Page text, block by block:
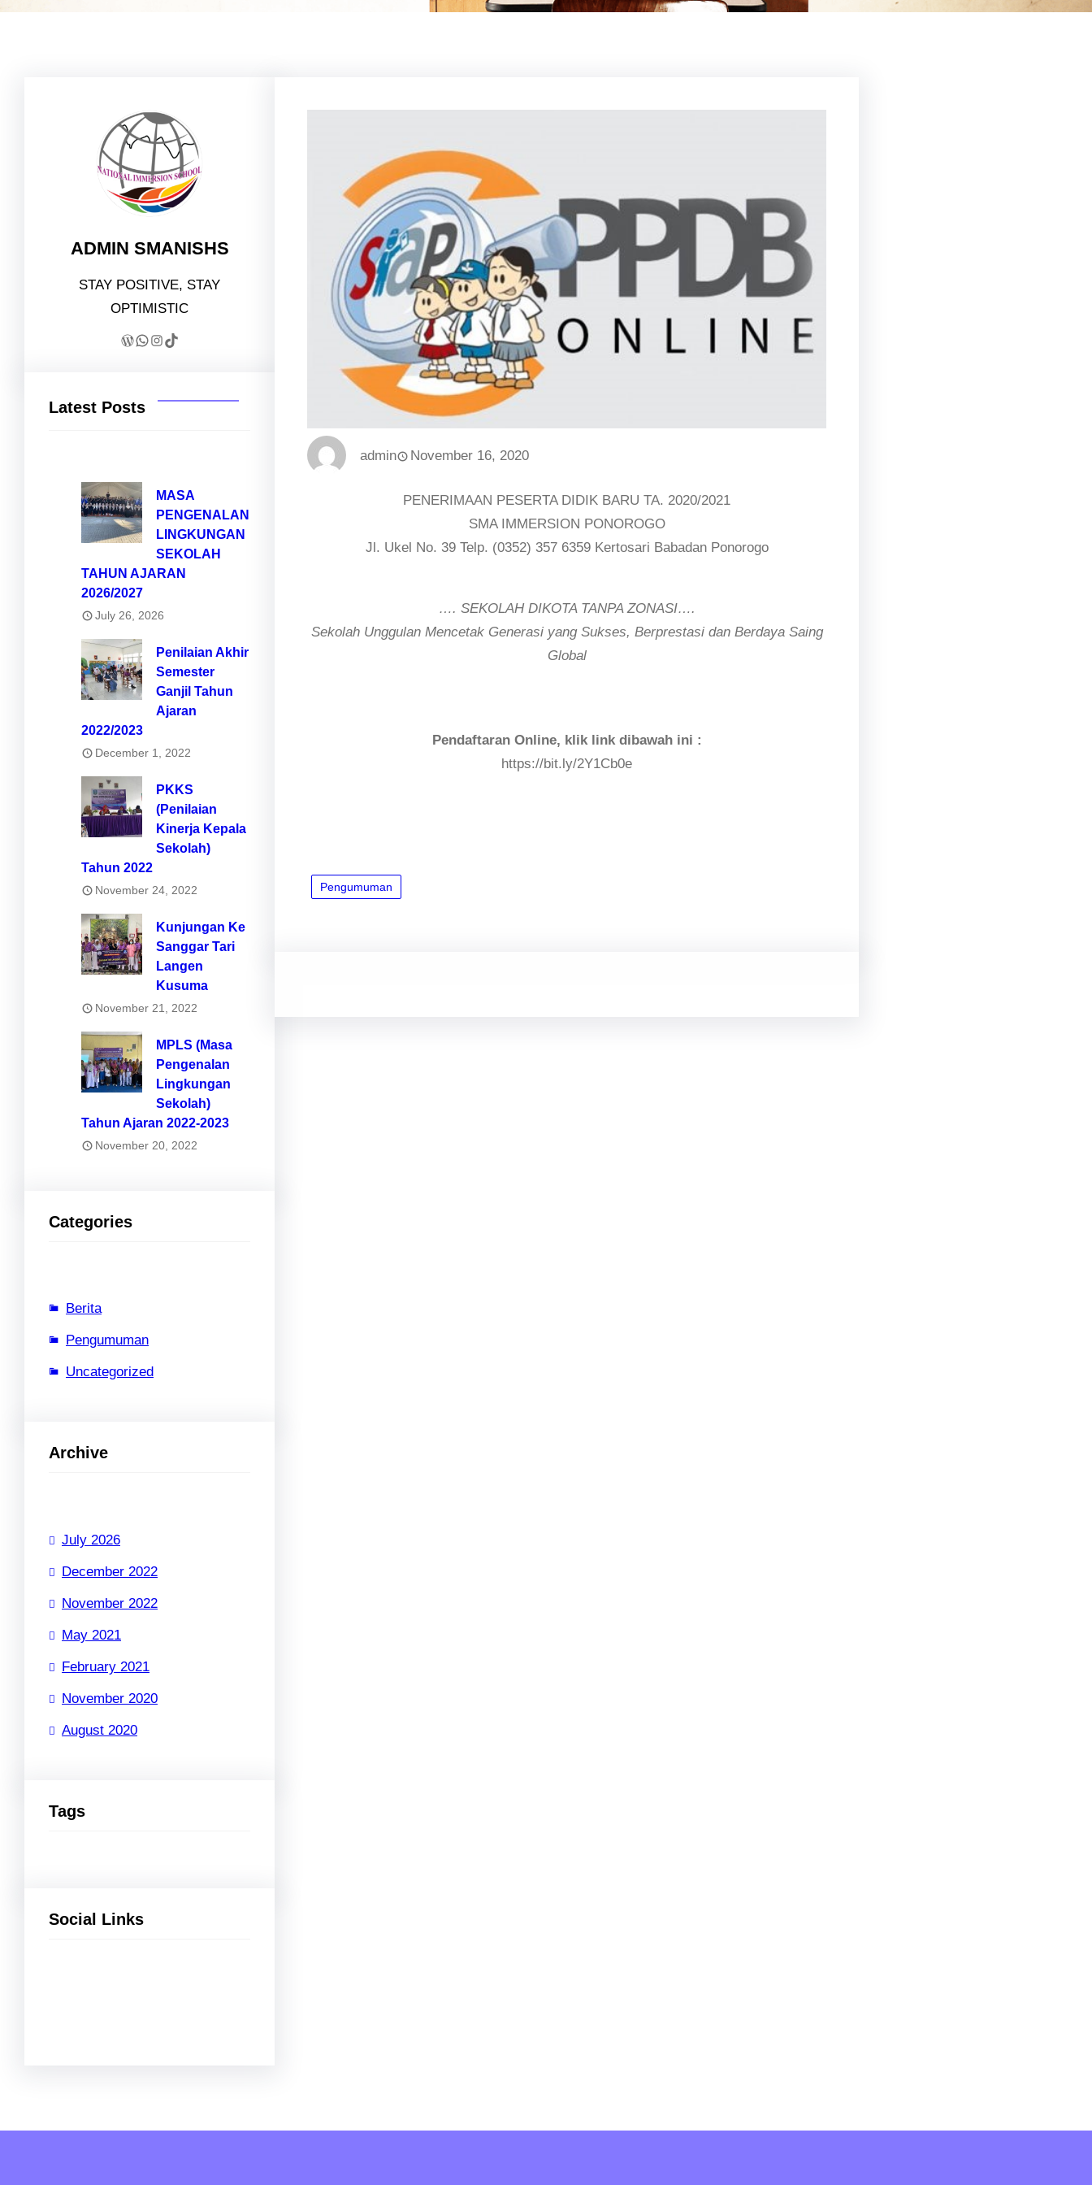
ADMIN SMANISHS
STAY POSITIVE, STAY
OPTIMISTIC
WordPress WhatsApp Instagram TikTok
Latest Posts
MASA
PENGENALAN
LINGKUNGAN
SEKOLAH
TAHUN AJARAN
2026/2027
July 26, 2026
Penilaian Akhir
Semester
Ganjil Tahun
Ajaran
2022/2023
December 1, 2022
PKKS
(Penilaian
Kinerja Kepala
Sekolah)
Tahun 2022
November 24, 2022
Kunjungan Ke
Sanggar Tari
Langen
Kusuma
November 21, 2022
MPLS (Masa
Pengenalan
Lingkungan
Sekolah)
Tahun Ajaran 2022-2023
November 20, 2022
Categories
Berita
Pengumuman
Uncategorized
Archive
July 2026
December 2022
November 2022
May 2021
February 2021
November 2020
August 2020
Tags
Social Links
admin November 16, 2020
PENERIMAAN PESERTA DIDIK BARU TA. 2020/2021
SMA IMMERSION PONOROGO
Jl. Ukel No. 39 Telp. (0352) 357 6359 Kertosari Babadan Ponorogo
…. SEKOLAH DIKOTA TANPA ZONASI….
Sekolah Unggulan Mencetak Generasi yang Sukses, Berprestasi dan Berdaya Saing
Global
Pendaftaran Online, klik link dibawah ini :
https://bit.ly/2Y1Cb0e
Pengumuman